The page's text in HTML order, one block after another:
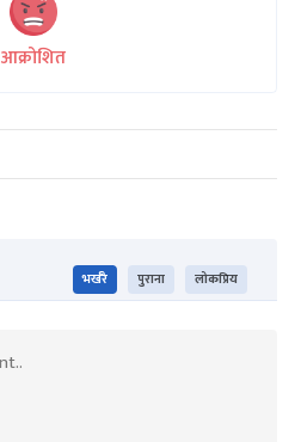
आक्रोशित
भर्खरै पुराना लोकप्रिय